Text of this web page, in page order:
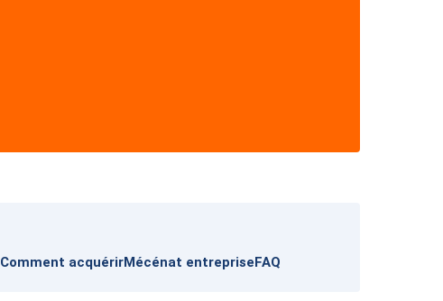
Comment acquérirMécénat entrepriseFAQ